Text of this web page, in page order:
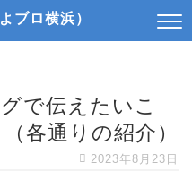
ブロ横浜）
で伝えたいこ
各通りの紹介）
2023年8月23日